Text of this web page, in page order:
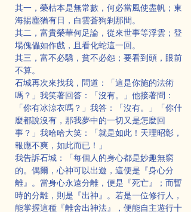
其一，榮枯本是無常數，何必當風使盡帆；東
海揚塵猶有日，白雲蒼狗剎那間。
其二，富貴榮華何足論，從來世事等浮雲；登
場傀儡如作戲，且看化蛇這一回。
其三，富不必驕，貧不必怨；要看到頭，眼前
不算。
石城再次來找我，問道：「這是你施的法術
嗎？」我笑著回答：「沒有。」他接著問：
「你有冰涼衣嗎？」我答：「沒有。」「你什
麼都說沒有，那我夢中的一切又是怎麼回
事？」我哈哈大笑：「就是如此！天理昭彰，
報應不爽，如此而已！」
我告訴石城：「每個人的身心都是妙趣無窮
的。偶爾，心神可以出遊，這便是『身心分
離』。當身心永遠分離，便是『死亡』；而暫
時的分離，則是『出神』。若是一位修行人，
能掌握這種『離舍出神法』，便能自主遊行十